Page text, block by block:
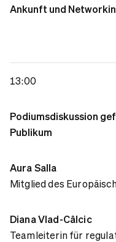
Ankunft und
13:00
Podiumsdiskussion
Publikum
Aura Salla
Mitglied des
Diana Vlad-Câlcic
Teamleiterin für